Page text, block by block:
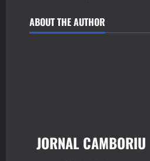
ABOUT THE AUTHOR
JORNAL CAMBORIU